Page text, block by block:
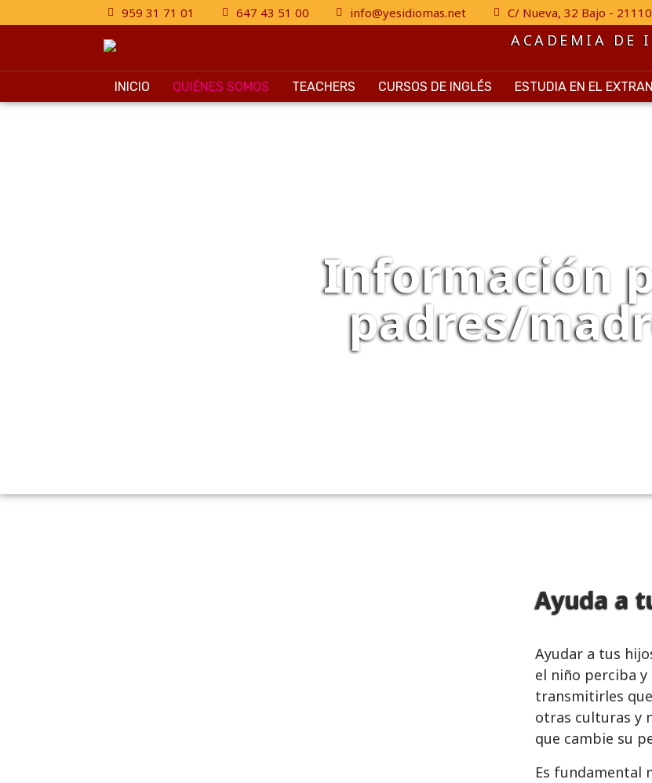
959 31 71 01 647 43 51 00 info@yesidiomas.net C/ Nueva, 32 Bajo -
ACADEMIA DE
INICIO QUIÉNES SOMOS TEACHERS CURSOS DE INGLÉS ESTUDIA EN EL
Información
padres/
Ayuda a
Ayudar a tus
el niño perciba
transmitirles
otras culturas y
que cambie su
Es fundamental